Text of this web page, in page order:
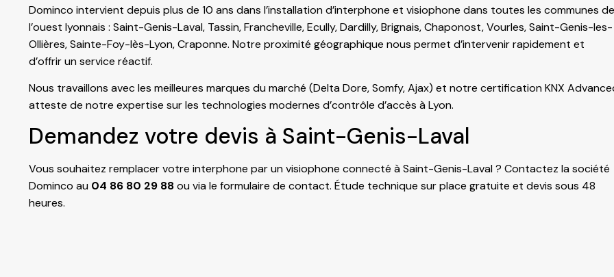
Dominco intervient depuis plus de 10 ans dans l’installation d’interphone et visiophone dans toutes les communes de
l’ouest lyonnais : Saint-Genis-Laval, Tassin, Francheville, Ecully, Dardilly, Brignais, Chaponost, Vourles, Saint-Genis-les-
Ollières, Sainte-Foy-lès-Lyon, Craponne. Notre proximité géographique nous permet d’intervenir rapidement et
d’offrir un service réactif.
Nous travaillons avec les meilleures marques du marché (Delta Dore, Somfy, Ajax) et notre certification KNX
atteste de notre expertise sur les technologies modernes d’contrôle d’accès à Lyon.
Demandez votre devis à Saint-Genis-Laval
Vous souhaitez remplacer votre interphone par un visiophone connecté à Saint-Genis-Laval ? Contactez la société
Dominco au 04 86 80 29 88ou via le formulaire de contact. Étude technique sur place gratuite et devis sous 48
heures.